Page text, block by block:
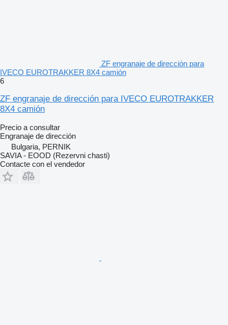
ZF engranaje de dirección para
IVECO EUROTRAKKER 8X4 camión
6
ZF engranaje de dirección para IVECO EUROTRAKKER
8X4 camión
Precio a consultar
Engranaje de dirección
Bulgaria, PERNIK
SAVIA - EOOD (Rezervni chasti)
Contacte con el vendedor